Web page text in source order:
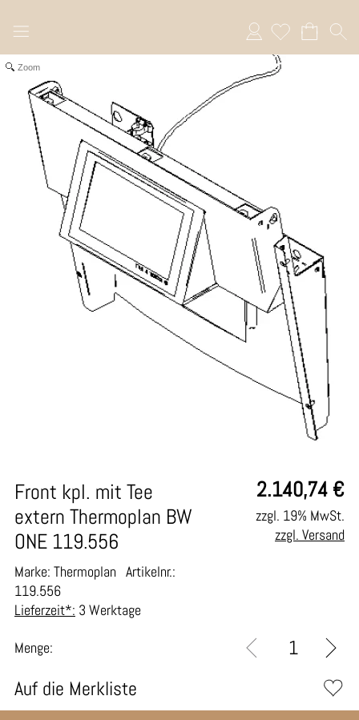
Anmelden
Zoom
2.140,74 €
Front kpl. mit Tee
extern Thermoplan BW
ONE 119.556
Marke: Thermoplan Artikelnr.:
119.556
Lieferzeit*: 3 Werktage
zzgl. 19% MwSt.
zzgl. Versand
Menge:
Auf die Merkliste